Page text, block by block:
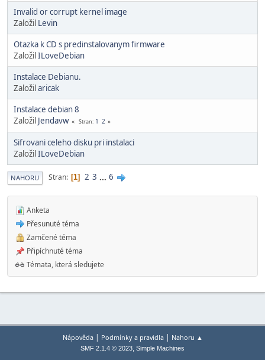
Invalid or corrupt kernel image
Založil Levin
Otazka k CD s predinstalovanym firmware
ZaložilILoveDebian
Instalace Debianu.
Založilaricak
Instalace debian 8
Založil Jendavw Stran 1 2
Sifrovani celeho disku pri instalaci
ZaložilILoveDebian
NAHORU Stran 1 2 3 ... 6
Anketa
Přesunuté téma
Zamčené téma
Připíchnuté téma
Témata, která sledujete
Nápověda| Podmínky a pravidla| Nahoru ▲
SMF 2.1.4 © 2023, Simple Machines